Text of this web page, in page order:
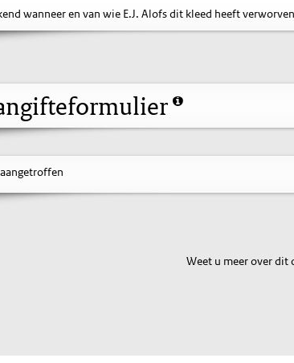
wanneer en van wie E.J. Alofs dit kleed heeft
Weet u meer over dit